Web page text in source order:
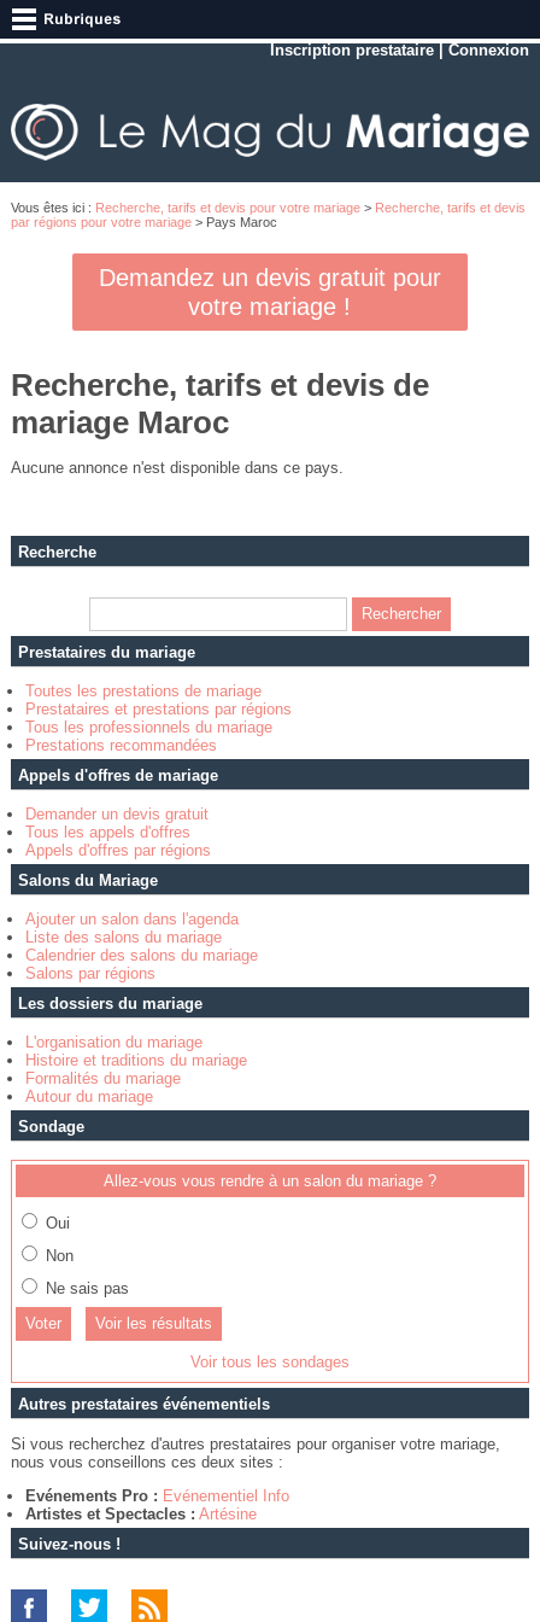
Inscription prestataire |Connexion
Vous êtes ici : Recherche, tarifs et devis pour votre mariage> Recherche, tarifs et devis
par régions pour votre mariage> Pays Maroc
Demandez un devis gratuit pour
votre mariage !
Recherche, tarifs et devis de
mariage Maroc
Aucune annonce n'est disponible dans ce pays.
Recherche
Prestataires du mariage
Toutes les prestations de mariage
Prestataires et prestations par régions
Tous les professionnels du mariage
Prestations recommandées
Appels d'offres de mariage
Demander un devis gratuit
Tous les appels d'offres
Appels d'offres par régions
Salons du Mariage
Ajouter un salon dans l'agenda
Liste des salons du mariage
Calendrier des salons du mariage
Salons par régions
Les dossiers du mariage
L'organisation du mariage
Histoire et traditions du mariage
Formalités du mariage
Autour du mariage
Sondage
Allez-vous vous rendre à un salon du mariage ?
Oui
Non
Ne sais pas
Voir les résultats
Voir tous les sondages
Autres prestataires événementiels
Si vous recherchez d'autres prestataires pour organiser votre mariage,
nous vous conseillons ces deux sites :
Evénements Pro : Evénementiel Info
Artistes et Spectacles : Artésine
Suivez-nous !